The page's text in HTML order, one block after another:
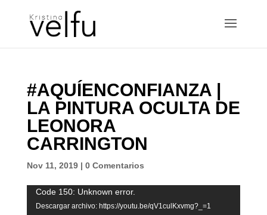
#AQUÍENCONFIANZA |
LA PINTURA OCULTA DE
LEONORA
CARRINGTON
Nov 11, 2019| 0 Comentarios
Reproductor
de
Code 150: Unknown error.
Descargar archivo: https://youtu.be/qV1culKxvmg?_=1